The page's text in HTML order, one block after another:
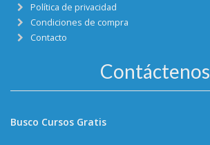
Política de privacidad
Condiciones de compra
Contacto
Contáctenos
Busco Cursos Gratis